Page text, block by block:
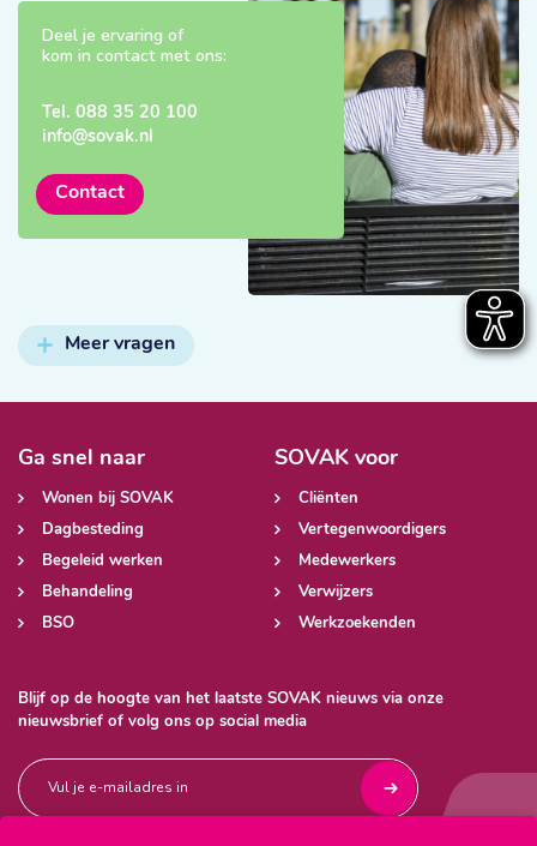
Deel je ervaring of
kom in contact met ons:
Tel. 088 35 20 100
info@sovak.nl
Contact
Meer vragen
Blijf op de hoogte van het laatste SOVAK nieuws via onze
nieuwsbrief of volg ons op social media
Ga snel naar
Wonen bij SOVAK
Dagbesteding
Begeleid werken
Behandeling
BSO
SOVAK voor
Cliënten
Vertegenwoordigers
Medewerkers
Verwijzers
Werkzoekenden